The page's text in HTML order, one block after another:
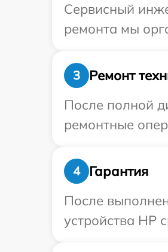
Сервисный
ремонта мы
3
Ремонт
После полной
ремонтные
4
Гарантия
После
устройства HP